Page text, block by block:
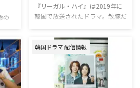
レ
料／ 『タリミファミリー』U-
NEXT視聴ページ >>詳細 動画配
Prime Video Hulu Disn …
の
サー
ャス
いて
ラ
配
命
『リーガル・ハイ』は2019年に
韓国で放送されたドラマ。敏腕だ
と、それとは正反対の情熱的で優
しい新米弁護士が繰り広げるコミ
カルな法廷ストーリーだ。リーガ
ルドラマでありながら、コメディ
色の強い作品に仕上がっている。
韓国ドラマ 配信情報